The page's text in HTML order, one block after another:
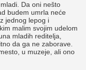
Da oni nešto
budem umrla neće
jednog lepog i
malim svojim udelom
mladih reditelja,
da ga ne zaborave.
u muzeje, ali ono